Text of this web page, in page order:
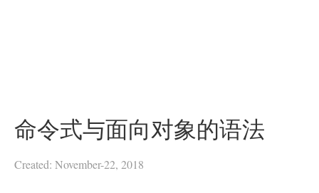
命令式与面向对象的语法
Created: November-22, 2018